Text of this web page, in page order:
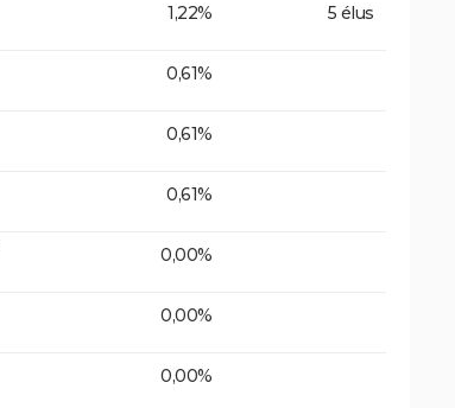
1,22% 5 élus
0,61%
0,61%
0,61%
0,00%
0,00%
0,00%